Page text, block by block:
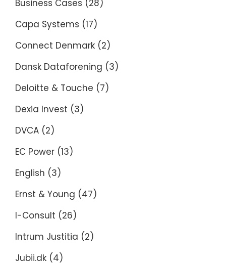
Business Cases (28)
Capa Systems (17)
Connect Denmark (2)
Dansk Dataforening (3)
Deloitte & Touche (7)
Dexia Invest (3)
DVCA (2)
EC Power (13)
English (3)
Ernst & Young (47)
I-Consult (26)
Intrum Justitia (2)
Jubii.dk (4)